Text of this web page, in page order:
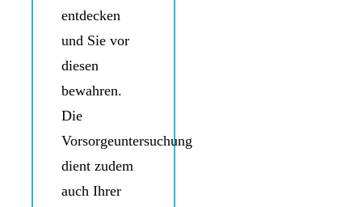
entdecken
und Sie vor
diesen
bewahren.
Die
Vorsorgeuntersuchung
dient zudem
auch Ihrer